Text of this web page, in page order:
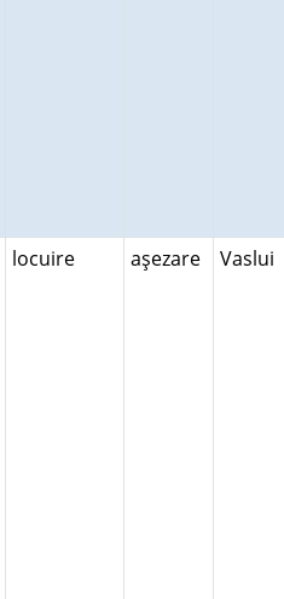
locuire aşezare Vaslui